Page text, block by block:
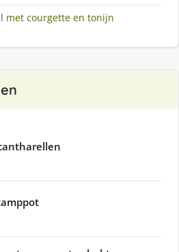
met courgette en tonijn